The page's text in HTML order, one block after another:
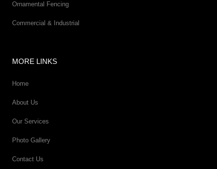
Ornamental Fencing
Commercial & Industrial
MORE LINKS
Home
About Us
Our Services
Photo Gallery
Contact Us